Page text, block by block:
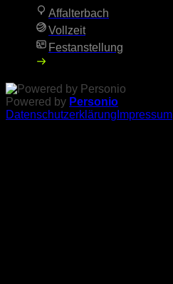
Affalterbach
Vollzeit
Festanstellung
Powered by Personio
Datenschutzerklärung Impressum